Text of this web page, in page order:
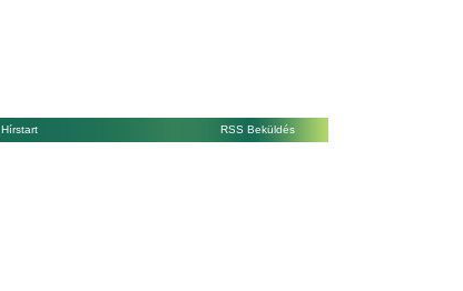
RSS Beküldés
Hírstart